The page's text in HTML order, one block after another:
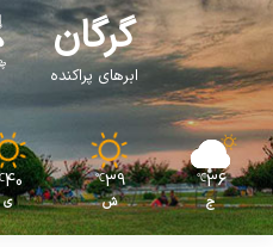
گرگان
ابرهای پراکنده
36
℃
ج
39
℃
ش
40
ی